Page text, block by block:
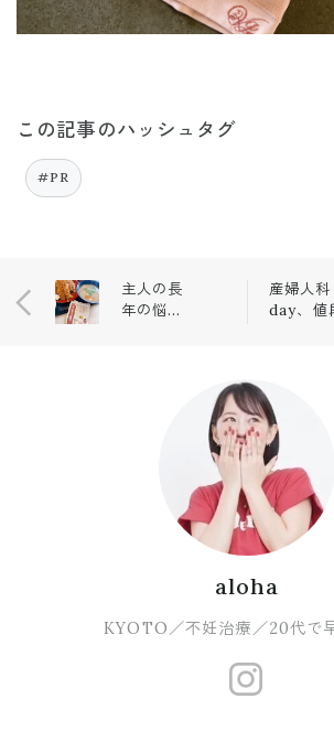
この記事のハッシュタグ
#PR
主人の長
年の悩み
産婦人科
day、
aloha
KYOTO／不妊治療／20代で